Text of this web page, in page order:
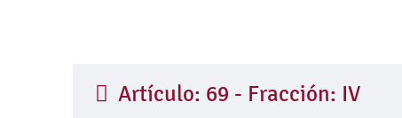
Artículo: 69 - Fracción: IV